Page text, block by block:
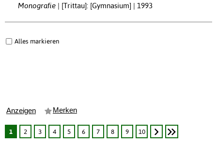
Monografie
[Trittau]: [Gymnasium] | 1993
Alles markieren
Anzeigen Merken
1 2 3 4 5 6 7 8 9 10